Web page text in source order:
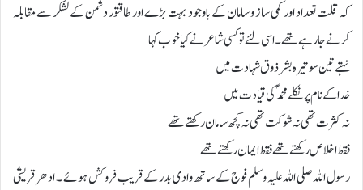
کہ قلت تعداد اور کمی ساز و سامان کے باوجود بہت بڑے اور طاقتور دشمن کے لشکر سے مقابلہ
کرنے جا رہے تھے۔ اسی لئے تو کسی شاعر نے کیا خوب کہا
نہتے تین سو تیرہ بشر ذوق شہادت میں
خدا کے نام پر نکلے محمدؐ کی قیادت میں
نہ کثرت تھی نہ شوکت تھی نہ کچھ سامان رکھتے تھے
فقط اخلاص رکھتے تھے فقط ایمان رکھتے تھے
رسول اللہ صلی اللہ علیہ وسلم فوج کے ساتھ وادی بدر کے قریب فروکش ہوئے ۔ ادھر قریشی